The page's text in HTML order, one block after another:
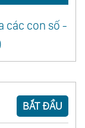
các con số -
BẮT ĐẦU